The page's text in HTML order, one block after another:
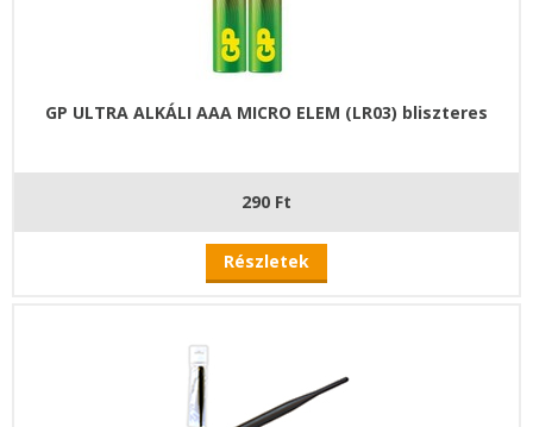
GP ULTRA ALKÁLI AAA MICRO ELEM (LR03) bliszteres
290 Ft
Részletek